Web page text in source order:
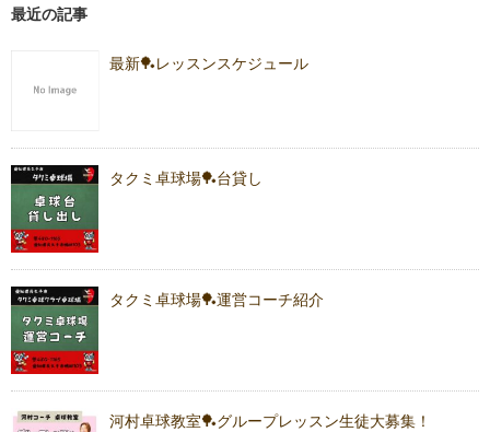
最近の記事
最新🏓レッスンスケジュール
タクミ卓球場🏓台貸し
タクミ卓球場🏓運営コーチ紹介
河村卓球教室🏓グループレッスン生徒大募集！